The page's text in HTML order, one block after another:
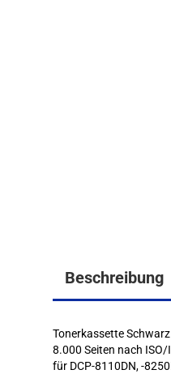
Beschreibung
Tonerkassette
8.000 Seiten nach ISO/
für DCP-8110DN, -